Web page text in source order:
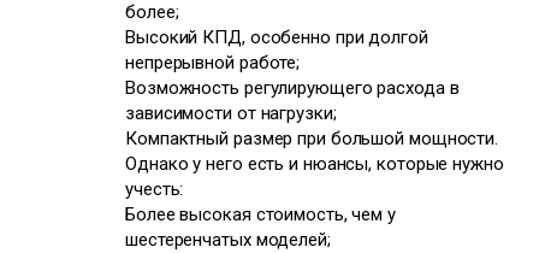
более;
Высокий КПД, особенно при долгой
непрерывной работе;
Возможность регулирующего расхода в
зависимости от нагрузки;
Компактный размер при большой мощности.
Однако у него есть и нюансы, которые нужно
учесть:
Более высокая стоимость, чем у
шестеренчатых моделей;